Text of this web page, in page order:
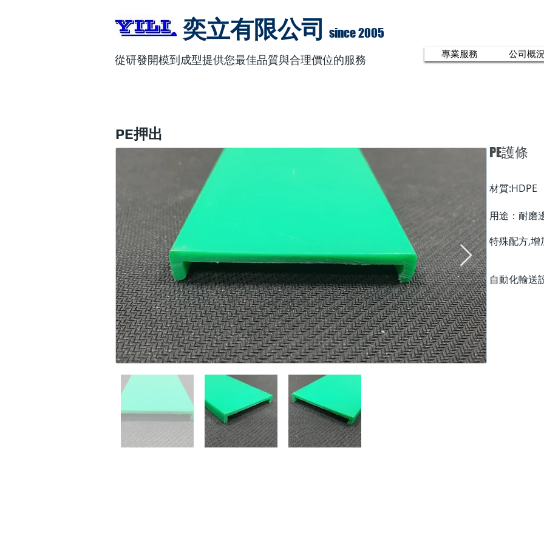
奕立有限公司 since 2005
從研發開模到成型提供您最佳品質與合理價位的服務 專業服務 公司概況
PE押出
PE護條
材質:HDPE
用途：耐磨
特殊配方,增
自動化輸送